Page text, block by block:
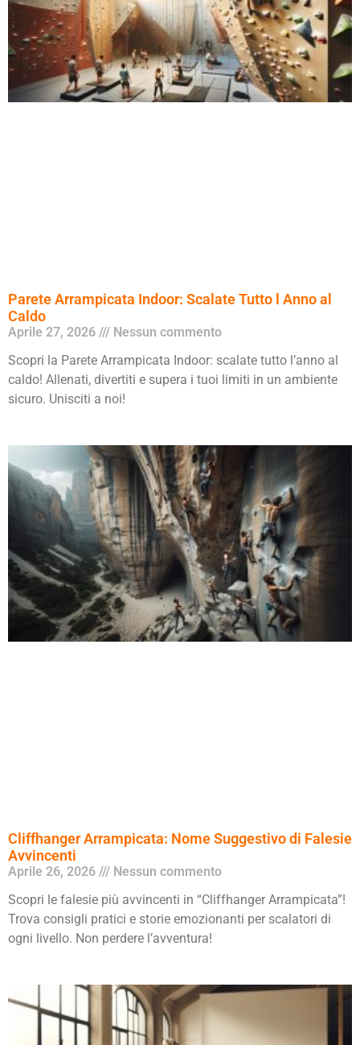
Parete Arrampicata Indoor: Scalate Tutto l Anno al
Caldo
Aprile 27, 2026
Nessun commento
Scopri la Parete Arrampicata Indoor: scalate tutto l’anno al
caldo! Allenati, divertiti e supera i tuoi limiti in un ambiente
sicuro. Unisciti a noi!
Cliffhanger Arrampicata: Nome Suggestivo di Falesie
Avvincenti
Aprile 26, 2026
Nessun commento
Scopri le falesie più avvincenti in “Cliffhanger Arrampicata”!
Trova consigli pratici e storie emozionanti per scalatori di
ogni livello. Non perdere l’avventura!